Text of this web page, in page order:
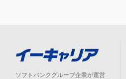
ソフトバンクグループ企業が運営